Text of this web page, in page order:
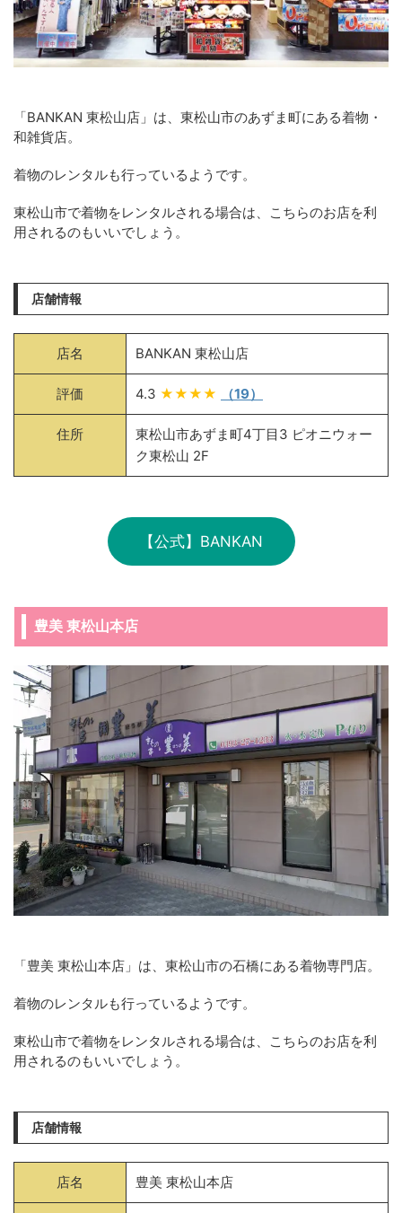
「BANKAN 東松山店」は、東松山市のあずま町にある着物・
和雑貨店。
着物のレンタルも行っているようです。
東松山市で着物をレンタルされる場合は、こちらのお店を利
用されるのもいいでしょう。
店舗情報
店名 BANKAN 東松山店
評価 4.3 ★★★★ （19）
住所
東松山市あずま町4丁目3 ピオニウォー
ク東松山 2F
【公式】BANKAN
豊美 東松山本店
「豊美 東松山本店」は、東松山市の石橋にある着物専門店。
着物のレンタルも行っているようです。
東松山市で着物をレンタルされる場合は、こちらのお店を利
用されるのもいいでしょう。
店舗情報
店名 豊美 東松山本店